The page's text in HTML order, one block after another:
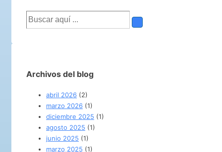
Buscar
por:
Archivos del blog
abril 2026 (2)
marzo 2026 (1)
diciembre 2025 (1)
agosto 2025 (1)
junio 2025 (1)
marzo 2025 (1)